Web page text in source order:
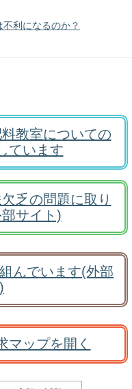
利になるのか？
教室についての
ています
乏の問題に取り
サイト)
んでいます(外部
マップを開く